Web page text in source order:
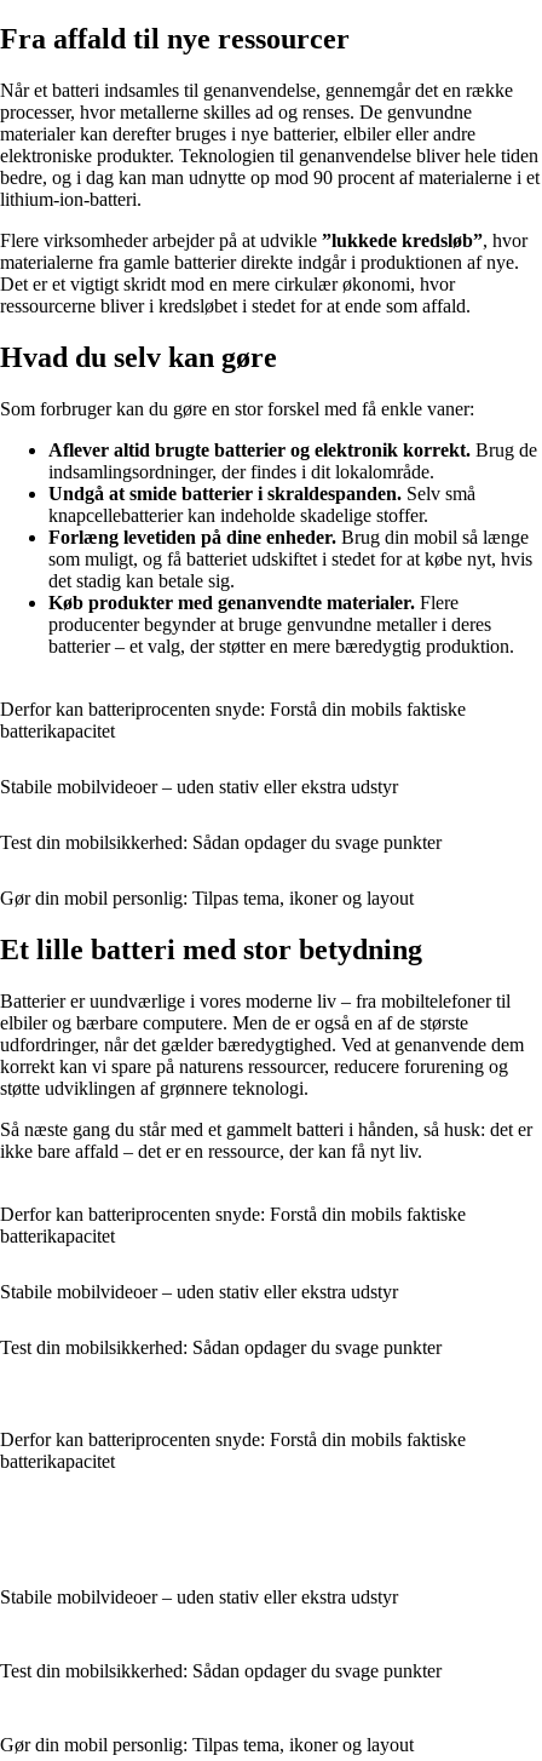
Fra affald til nye ressourcer
Når et batteri indsamles til genanvendelse, gennemgår det en række
processer, hvor metallerne skilles ad og renses. De genvundne
materialer kan derefter bruges i nye batterier, elbiler eller andre
elektroniske produkter. Teknologien til genanvendelse bliver hele tiden
bedre, og i dag kan man udnytte op mod 90 procent af materialerne i et
lithium-ion-batteri.
Flere virksomheder arbejder på at udvikle ”lukkede kredsløb”, hvor
materialerne fra gamle batterier direkte indgår i produktionen af nye.
Det er et vigtigt skridt mod en mere cirkulær økonomi, hvor
ressourcerne bliver i kredsløbet i stedet for at ende som affald.
Hvad du selv kan gøre
Som forbruger kan du gøre en stor forskel med få enkle vaner:
Aflever altid brugte batterier og elektronik korrekt. Brug de
indsamlingsordninger, der findes i dit lokalområde.
Undgå at smide batterier i skraldespanden. Selv små
knapcellebatterier kan indeholde skadelige stoffer.
Forlæng levetiden på dine enheder. Brug din mobil så længe
som muligt, og få batteriet udskiftet i stedet for at købe nyt, hvis
det stadig kan betale sig.
Køb produkter med genanvendte materialer. Flere
producenter begynder at bruge genvundne metaller i deres
batterier – et valg, der støtter en mere bæredygtig produktion.
Derfor kan batteriprocenten snyde: Forstå din mobils faktiske
batterikapacitet
Stabile mobilvideoer – uden stativ eller ekstra udstyr
Test din mobilsikkerhed: Sådan opdager du svage punkter
Gør din mobil personlig: Tilpas tema, ikoner og layout
Et lille batteri med stor betydning
Batterier er uundværlige i vores moderne liv – fra mobiltelefoner til
elbiler og bærbare computere. Men de er også en af de største
udfordringer, når det gælder bæredygtighed. Ved at genanvende dem
korrekt kan vi spare på naturens ressourcer, reducere forurening og
støtte udviklingen af grønnere teknologi.
Så næste gang du står med et gammelt batteri i hånden, så husk: det er
ikke bare affald – det er en ressource, der kan få nyt liv.
Derfor kan batteriprocenten snyde: Forstå din mobils faktiske
batterikapacitet
Stabile mobilvideoer – uden stativ eller ekstra udstyr
Test din mobilsikkerhed: Sådan opdager du svage punkter
Derfor kan batteriprocenten snyde: Forstå din mobils faktiske
batterikapacitet
Stabile mobilvideoer – uden stativ eller ekstra udstyr
Test din mobilsikkerhed: Sådan opdager du svage punkter
Gør din mobil personlig: Tilpas tema, ikoner og layout